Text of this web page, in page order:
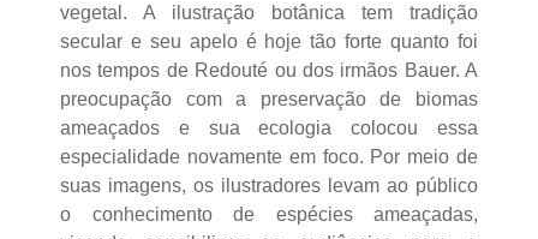
vegetal. A ilustração botânica tem tradição
secular e seu apelo é hoje tão forte quanto foi
nos tempos de Redouté ou dos irmãos Bauer. A
preocupação com a preservação de biomas
ameaçados e sua ecologia colocou essa
especialidade novamente em foco. Por meio de
suas imagens, os ilustradores levam ao público
o conhecimento de espécies ameaçadas,